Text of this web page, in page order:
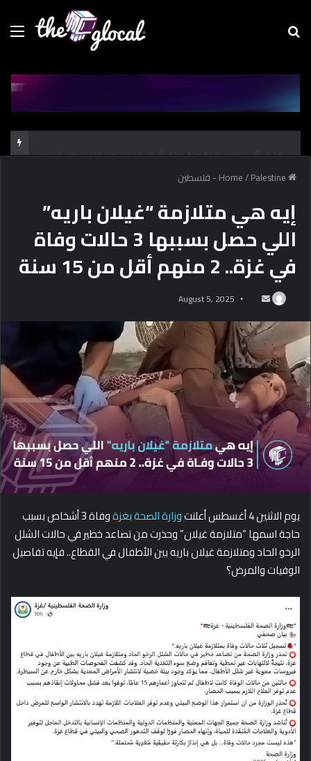
Menu
/Palestine - فلسطين
إيه هي متلازمة “غيلان باريه”
اللي حصل بسببها 3 حالات وفاة
في غزة.. 2 منهم أقل من 15 سنة
n
a
n
e
m
a
i
August 5, 2025
يوم الاثنين 4 أغسطس أعلنت وزارة الصحة بغزة
وفاة 3 أشخاص بسبب
حاجة اسمها “متلازمة غيلان” وحذرت من تصاعد خطير في حالات الشلل
الرخو الحاد ومتلازمة غيلان باريه بين الأطفال في القطاع.. فإيه تفاصيل
الوفيات والمرض؟